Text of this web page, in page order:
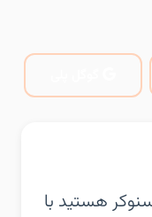
هستید با